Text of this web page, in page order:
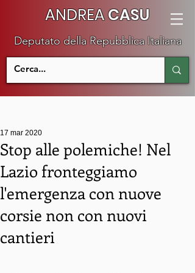
ANDREACASU
Deputato della Repubblica Italiana
Stop alle polemiche! Nel
Lazio fronteggiamo
l'emergenza con nuove
corsie non con nuovi
cantieri
17 mar 2020